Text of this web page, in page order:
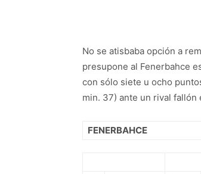
No se atisbaba opción a
presupone al Fenerbahce
con sólo siete u ocho
min. 37) ante un rival
FENERBAHCE